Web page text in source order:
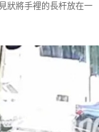
狀將手裡的長杆放在一